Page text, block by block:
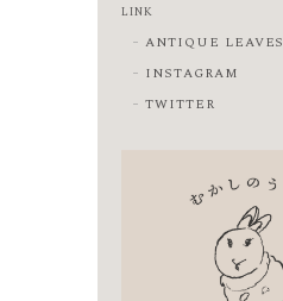
LINK
ANTIQUE LEAVES
INSTAGRAM
TWITTER